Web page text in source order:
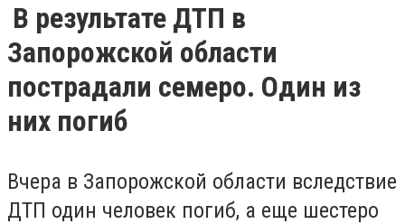
В результате ДТП в
Запорожской области
пострадали семеро. Один из
них погиб
Вчера в Запорожской области вследствие
ДТП один человек погиб, а еще шестеро